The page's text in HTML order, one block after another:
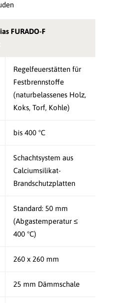
FURADO-F
Regelfeuerstätten für
Festbrennstoffe
(naturbelassenes Holz,
Koks, Torf, Kohle)
bis 400 °C
Schachtsystem aus
Calciumsilikat-
Brandschutzplatten
Standard: 50 mm
(Abgastemperatur ≤
400 °C)
260 x 260 mm
25 mm Dämmschale